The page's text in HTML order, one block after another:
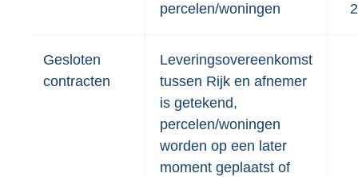
percelen/woningen
2
Gesloten
contracten
Leveringsovereenkomst
tussen Rijk en afnemer
is getekend,
percelen/woningen
worden op een later
moment geplaatst of